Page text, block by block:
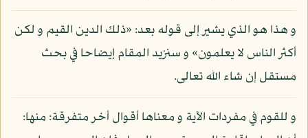
و هذا هو الذي يشير إلى قوله بعد: «ذلك الدين القيم و لكن
أكثر الناس لا يعلمون» و سنزيد المقام إيضاحا في بحث
مستقل إن شاء الله تعالى.
و للقوم في مفردات الآية و معناها أقوال أخر متفرقة: منها: